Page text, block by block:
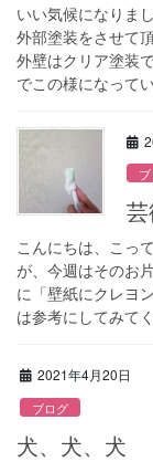
いい気候になりま
外部塗装をさせて
外壁はクリア塗装
でこの様になって
こんにちは、こっ
が、今週はそのお
に「壁紙にクレヨ
は参考にしてみて
2021年4月20日
ブログ
犬、犬、犬